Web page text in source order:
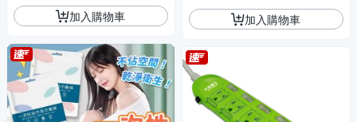
加入購物車 加入購物車